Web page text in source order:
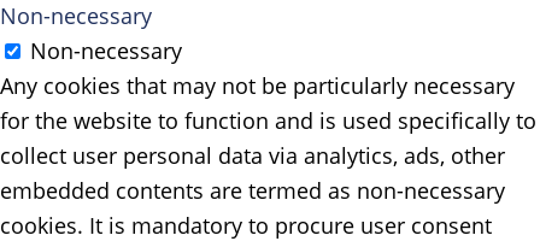
Non-necessary
Non-necessary
Any cookies that may not be particularly necessary
for the website to function and is used specifically to
collect user personal data via analytics, ads, other
embedded contents are termed as non-necessary
cookies. It is mandatory to procure user consent